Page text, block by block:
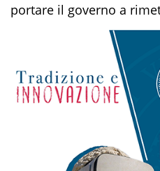
portare il governo a